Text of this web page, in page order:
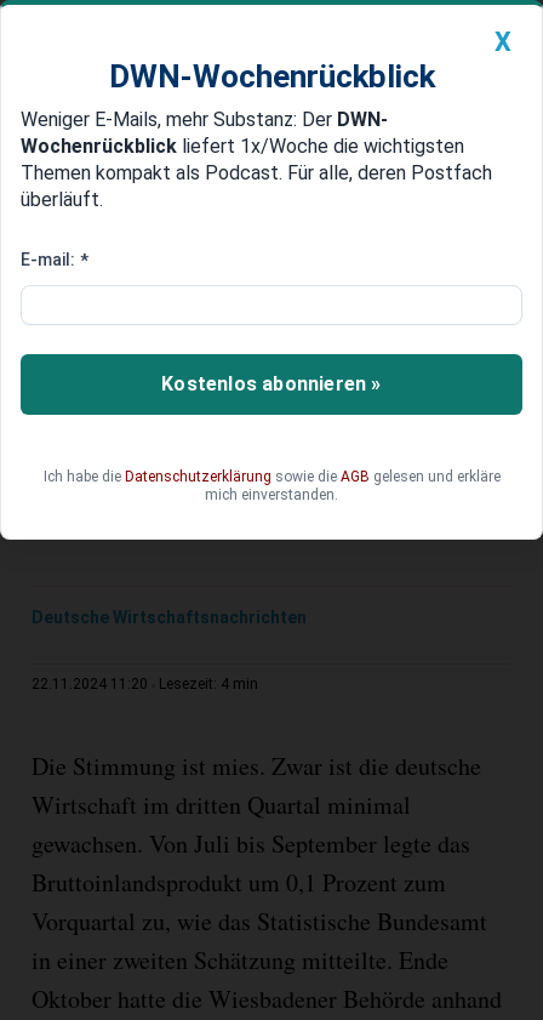
Newsticker MEIN DWN: Geldanlage Premium
Edelmetalle DWN-Magazin China
Rezession droht im Winter, Euro
Gründe?
Stagnation der deutschen Wirtschaft, ein
schwächelnder Euro, miese Stimmung in den
Winterrezession. Was sind die Gründe für die
Deutsche Wirtschaftsnachrichten
22.11.2024 11:20 Lesezeit: 4 min
Die Stimmung ist mies. Zwar ist die deutsche
Wirtschaft im dritten Quartal minimal
gewachsen. Von Juli bis September legte das
Bruttoinlandsprodukt um 0,1 Prozent zum
Vorquartal zu, wie das Statistische Bundesamt
in einer zweiten Schätzung mitteilte. Ende
Oktober hatte die Wiesbadener Behörde anhand
X
DWN-Wochenrückblick
Weniger E-Mails, mehr Substanz: Der DWN-
Wochenrückblick liefert 1x/Woche die wichtigsten
Themen kompakt als Podcast. Für alle, deren Postfach
überläuft.
E-mail: *
Kostenlos abonnieren »
Ich habe die Datenschutzerklärung sowie die AGB gelesen und erkläre
mich einverstanden.